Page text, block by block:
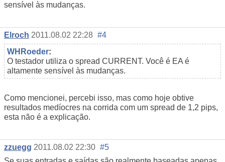
sensível às mudanças.
Elroch 2011.08.02 22:28 #4
WHRoeder:
O testador utiliza o spread CURRENT. Você é EA é
altamente sensível às mudanças.
Como mencionei, percebi isso, mas como hoje obtive
resultados medíocres na corrida com um spread de 1,2 pips,
esta não é a explicação.
zzuegg 2011.08.02 22:30 #5